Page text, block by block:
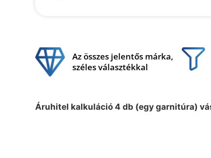
Az összes jelentős márka,
széles választékkal
Áruhitel kalkuláció 4 db (egy garnitúra)